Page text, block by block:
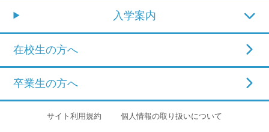
入学案内
在校生の方へ
卒業生の方へ
サイト利用規約 個人情報の取り扱いについて